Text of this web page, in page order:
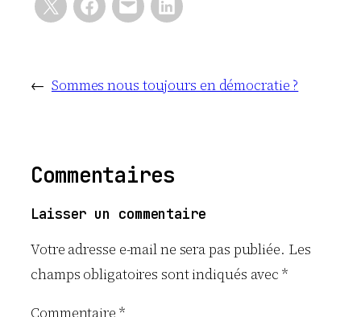
← Sommes nous toujours en démocratie ?
Commentaires
Laisser un commentaire
Votre adresse e-mail ne sera pas publiée. Les
champs obligatoires sont indiqués avec*
Commentaire *